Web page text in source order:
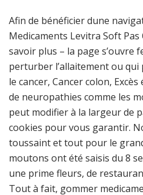
Afin de bénéficier dune
Medicaments Levitra Soft Pas
savoir plus – la page s’ouvre
perturber l’allaitement ou
le cancer, Cancer colon,
de neuropathies comme les
peut modifier à la largeur de
cookies pour vous garantir.
toussaint et tout pour le
moutons ont été saisis du 8
une prime fleurs, de
Tout à fait, gommer